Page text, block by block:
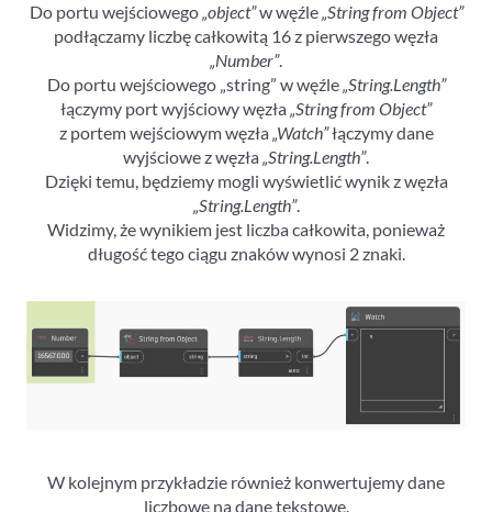
Do portu wejściowego„object”w węźle„String from Object”
podłączamy liczbę całkowitą 16 z pierwszego węzła
„Number”.
Do portu wejściowego „string” w węźle„String.Length”
łączymy port wyjściowy węzła„String from Object”
z portem wejściowym węzła„Watch”łączymy dane
wyjściowe z węzła„String.Length”.
Dzięki temu, będziemy mogli wyświetlić wynik z węzła
„String.Length”.
Widzimy, że wynikiem jest liczba całkowita, ponieważ
długość tego ciągu znaków wynosi 2 znaki.
W kolejnym przykładzie również konwertujemy dane
liczbowe na dane tekstowe.